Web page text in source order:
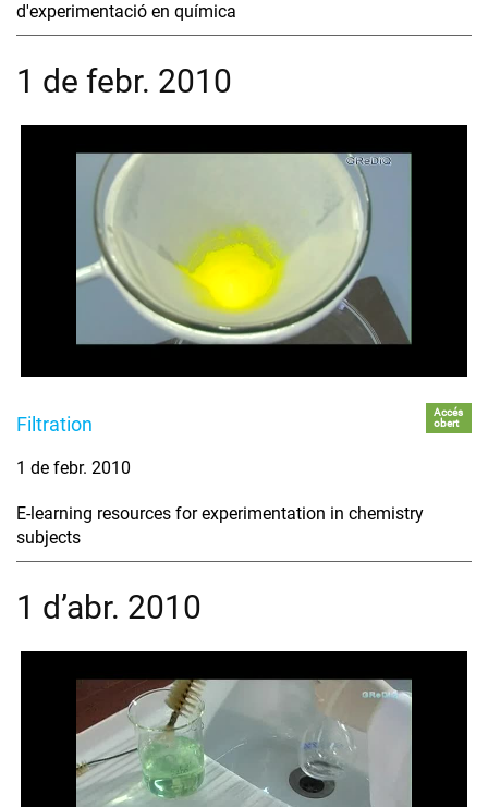
d'experimentació en química
1 de febr. 2010
Filtration
Accés
obert
1 de febr. 2010
E-learning resources for experimentation in chemistry
subjects
1 d’abr. 2010